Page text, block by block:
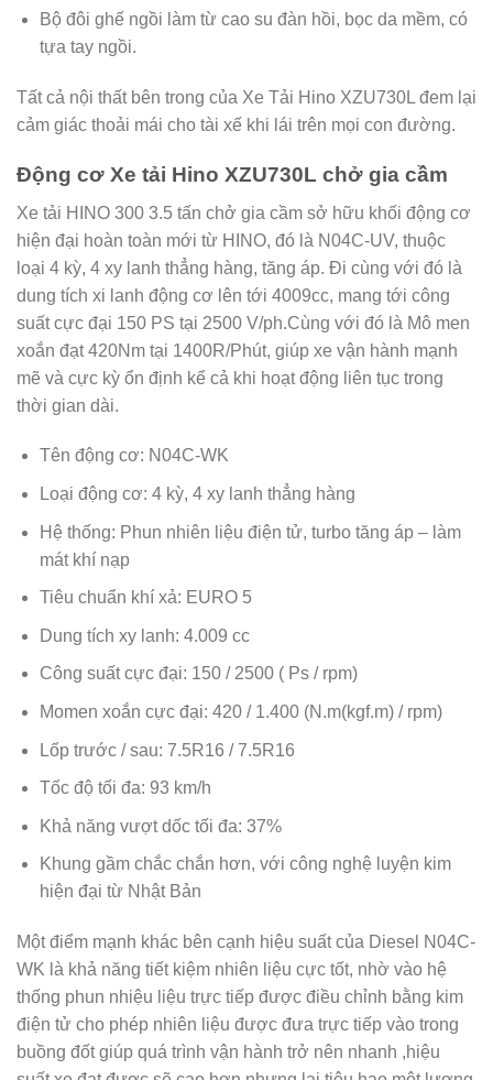
Bộ đôi ghế ngồi làm từ cao su đàn hồi, bọc da mềm, có
tựa tay ngồi.
Tất cả nội thất bên trong của Xe Tải Hino XZU730L đem lại
cảm giác thoải mái cho tài xế khi lái trên mọi con đường.
Động cơ Xe tải Hino XZU730L chở gia cầm
Xe tải HINO 300 3.5 tấn chở gia cầm sở hữu khối động cơ
hiện đại hoàn toàn mới từ HINO, đó là N04C-UV, thuộc
loại 4 kỳ, 4 xy lanh thẳng hàng, tăng áp. Đi cùng với đó là
dung tích xi lanh động cơ lên tới 4009cc, mang tới công
suất cực đại 150 PS tại 2500 V/ph.Cùng với đó là Mô men
xoắn đạt 420Nm tại 1400R/Phút, giúp xe vận hành mạnh
mẽ và cực kỳ ổn định kể cả khi hoạt động liên tục trong
thời gian dài.
Tên động cơ: N04C-WK
Loại động cơ: 4 kỳ, 4 xy lanh thẳng hàng
Hệ thống: Phun nhiên liệu điện tử, turbo tăng áp – làm
mát khí nạp
Tiêu chuẩn khí xả: EURO 5
Dung tích xy lanh: 4.009 cc
Công suất cực đại: 150 / 2500 ( Ps / rpm)
Momen xoắn cực đại: 420 / 1.400 (N.m(kgf.m) / rpm)
Lốp trước / sau: 7.5R16 / 7.5R16
Tốc độ tối đa: 93 km/h
Khả năng vượt dốc tối đa: 37%
Khung gầm chắc chắn hơn, với công nghệ luyện kim
hiện đại từ Nhật Bản
Một điểm mạnh khác bên cạnh hiệu suất của Diesel N04C-
WK là khả năng tiết kiệm nhiên liệu cực tốt, nhờ vào hệ
thống phun nhiệu liệu trực tiếp được điều chỉnh bằng kim
điện tử cho phép nhiên liệu được đưa trực tiếp vào trong
buồng đốt giúp quá trình vận hành trở nên nhanh ,hiệu